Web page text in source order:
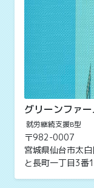
グリーンファ
就労継続支援B型
〒982-0007
宮城県仙台市太
と長町一丁目3番